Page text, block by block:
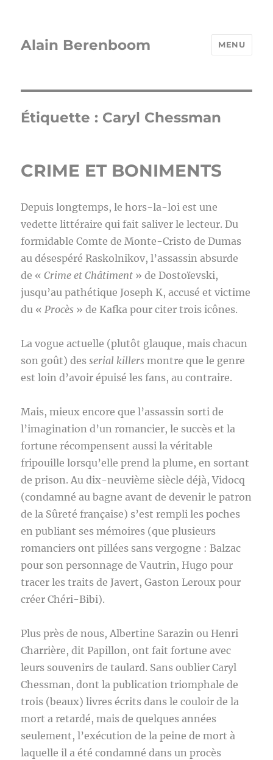
Alain Berenboom MENU
Étiquette : Caryl Chessman
CRIME ET BONIMENTS
Depuis longtemps, le hors-la-loi est une
vedette littéraire qui fait saliver le lecteur. Du
formidable Comte de Monte-Cristo de Dumas
au désespéré Raskolnikov, l’assassin absurde
de «Crime et Châtiment » de Dostoïevski,
jusqu’au pathétique Joseph K, accusé et victime
du «Procès » de Kafka pour citer trois icônes.
La vogue actuelle (plutôt glauque, mais chacun
son goût) desserial killers montre que le genre
est loin d’avoir épuisé les fans, au contraire.
Mais, mieux encore que l’assassin sorti de
l’imagination d’un romancier, le succès et la
fortune récompensent aussi la véritable
fripouille lorsqu’elle prend la plume, en sortant
de prison. Au dix-neuvième siècle déjà, Vidocq
(condamné au bagne avant de devenir le patron
de la Sûreté française) s’est rempli les poches
en publiant ses mémoires (que plusieurs
romanciers ont pillées sans vergogne : Balzac
pour son personnage de Vautrin, Hugo pour
tracer les traits de Javert, Gaston Leroux pour
créer Chéri-Bibi).
Plus près de nous, Albertine Sarazin ou Henri
Charrière, dit Papillon, ont fait fortune avec
leurs souvenirs de taulard. Sans oublier Caryl
Chessman, dont la publication triomphale de
trois (beaux) livres écrits dans le couloir de la
mort a retardé, mais de quelques années
seulement, l’exécution de la peine de mort à
laquelle il a été condamné dans un procès